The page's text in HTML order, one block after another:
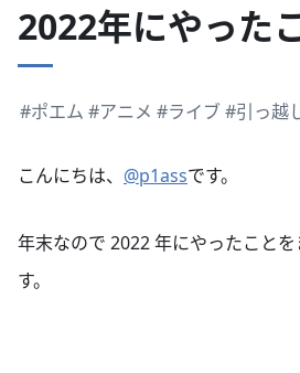
2022年にやった
#ポエム #アニメ #ライブ #引っ越
こんにちは、 @p1assです。
年末なので 2022 年にやったこと
す。